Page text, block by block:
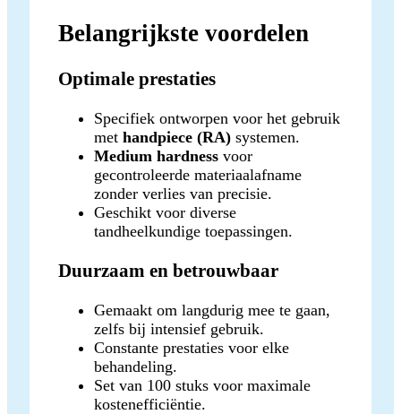
Belangrijkste voordelen
Optimale prestaties
Specifiek ontworpen voor het gebruik
met handpiece (RA) systemen.
Medium hardness voor
gecontroleerde materiaalafname
zonder verlies van precisie.
Geschikt voor diverse
tandheelkundige toepassingen.
Duurzaam en betrouwbaar
Gemaakt om langdurig mee te gaan,
zelfs bij intensief gebruik.
Constante prestaties voor elke
behandeling.
Set van 100 stuks voor maximale
kostenefficiëntie.